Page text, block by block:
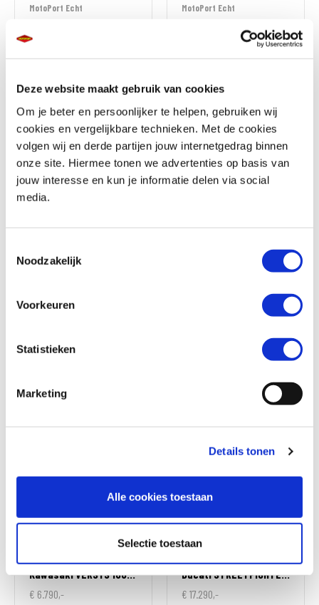
Deze website maakt gebruik van cookies
Om je beter en persoonlijker te helpen, gebruiken wij
cookies en vergelijkbare technieken. Met de cookies
volgen wij en derde partijen jouw internetgedrag binnen
onze site. Hiermee tonen we advertenties op basis van
jouw interesse en kun je informatie delen via social
media.
Noodzakelijk
Voorkeuren
Statistieken
Marketing
Details tonen
Alle cookies toestaan
Selectie toestaan
MotoPort Echt
MotoPort Echt
Honda CB 500 X
€ 5.290,-
Uit2015
BMW
R NINE T SCRAMBLER
€ 14.490,-
MotoPort Almere
GSX-R 1300 HAYABUSA
MotoPort Almere
KawasakiVERSYS 1000 ABS
€ 6.790,-
DucatiSTREETFIGHTER V2
€ 17.290,-